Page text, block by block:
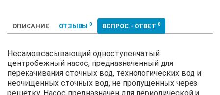
ОПИСАНИЕ ОТЗЫВЫ 0 ВОПРОС - ОТВЕТ 0
Несамовсасывающий одноступенчатый
центробежный насос, предназначенный для
перекачивания сточных вод, технологических вод и
неочищенных сточных вод, не пропущенных через
решетку. Насос предназначен для периодической и